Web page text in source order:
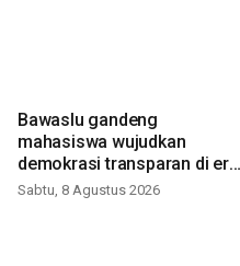
Bawaslu gandeng
mahasiswa wujudkan
demokrasi transparan di era
digital
Sabtu, 8 Agustus 2026